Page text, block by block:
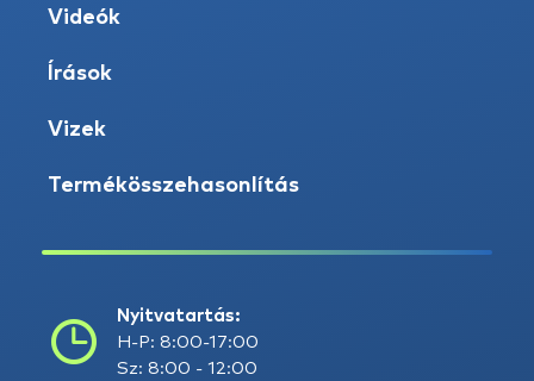
Videók
Írások
Vizek
Termékösszehasonlítás
Nyitvatartás:
H-P: 8:00-17:00
Sz: 8:00 - 12:00